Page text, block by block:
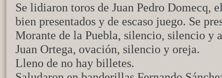
Se lidiaron toros de Juan Pedro Domecq,
bien presentados y de escaso juego. Se
Morante de la Puebla, silencio, silencio y
Juan Ortega, ovación, silencio y oreja.
Lleno de no hay billetes.